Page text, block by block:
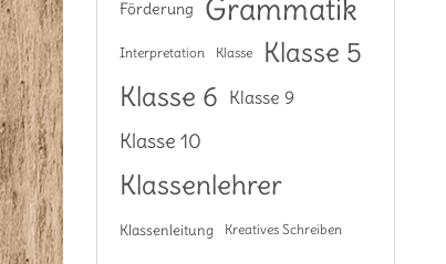
Förderung Grammatik
Interpretation Klasse Klasse 5
Klasse 6 Klasse 9
Klasse 10
Klassenlehrer
Klassenleitung Kreatives Schreiben